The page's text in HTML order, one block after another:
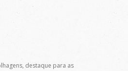
destaque para as